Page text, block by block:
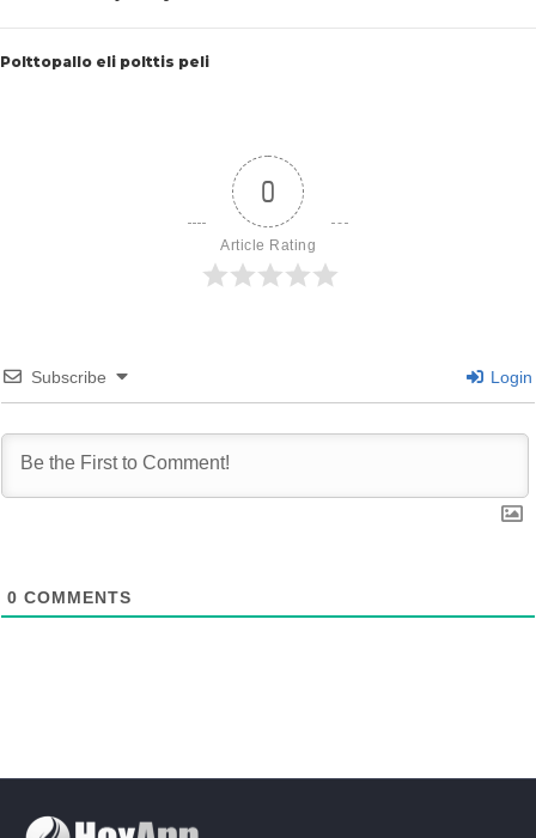
Polttopallo eli polttis peli
0
Article Rating
Subscribe Login
0 COMMENTS